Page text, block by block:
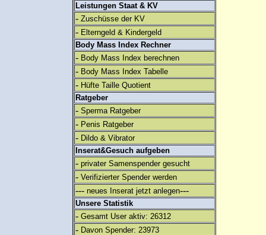
Leistungen Staat & KV
- Zuschüsse der KV
- Elterngeld & Kindergeld
Body Mass Index Rechner
- Body Mass Index berechnen
- Body Mass Index Tabelle
- Hüfte Taille Quotient
Ratgeber
- Sperma Ratgeber
- Penis Ratgeber
- Dildo & Vibrator
Inserat&Gesuch aufgeben
- privater Samenspender gesucht
- Verifizierter Spender werden
--- neues Inserat jetzt anlegen---
Unsere Statistik
- Gesamt User aktiv: 26312
- Davon Spender: 23973